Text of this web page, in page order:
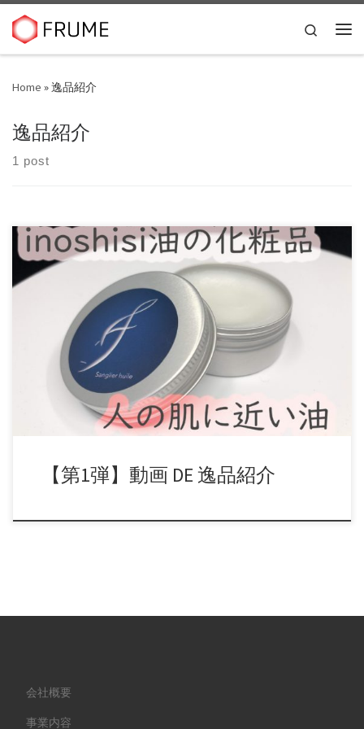
Skip to content
Search
Home »逸品紹介
逸品紹介
1 post
１．佐賀牛をふんだんに使ったカレーと佐賀ハバネロのコラ
ボ【佐賀牛カレー＆佐賀ネロ】 & […]
【第1弾】動画 DE 逸品紹介
会社概要
事業内容